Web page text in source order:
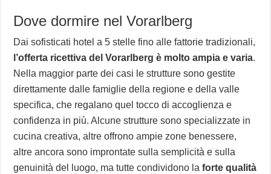
Dove dormire nel Vorarlberg
Dai sofisticati hotel a 5 stelle fino alle fattorie tradizionali,
l’offerta ricettiva del Vorarlberg è molto ampia e varia.
Nella maggior parte dei casi le strutture sono gestite
direttamente dalle famiglie della regione e della valle
specifica, che regalano quel tocco di accoglienza e
confidenza in più. Alcune strutture sono specializzate in
cucina creativa, altre offrono ampie zone benessere,
altre ancora sono improntate sulla semplicità e sulla
genuinità del luogo, ma tutte condividono laforte qualità